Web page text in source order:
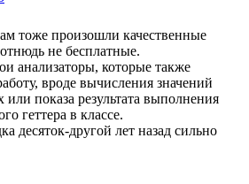
тоже произошли качественные
не бесплатные.
анализаторы, которые также
вроде вычисления значений
показа результата выполнения
геттера в классе.
десяток-другой лет назад сильно